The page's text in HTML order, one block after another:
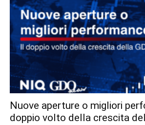
Nuove aperture o migliori
doppio volto della crescita